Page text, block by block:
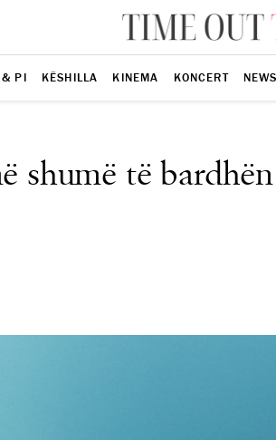
& PI KËSHILLA KINEMA KONCERT NEWS
shumë të